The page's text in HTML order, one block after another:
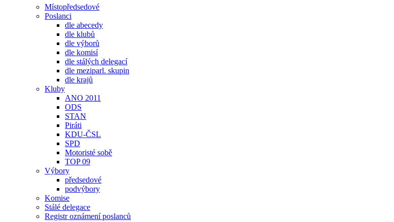
Místopředsedové
Poslanci
dle abecedy
dle klubů
dle výborů
dle komisí
dle stálých delegací
dle meziparl. skupin
dle krajů
Kluby
ANO 2011
ODS
STAN
Piráti
KDU-ČSL
SPD
Motoristé sobě
TOP 09
Výbory
předsedové
podvýbory
Komise
Stálé delegace
Registr oznámení poslanců